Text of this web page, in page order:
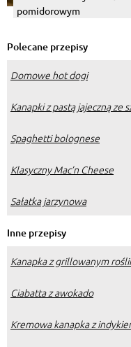
pomidorowym
Polecane przepisy
Domowe hot dogi
Kanapki z pastą jajeczną ze
Spaghetti bolognese
Klasyczny Mac’n Cheese
Sałatka jarzynowa
Inne przepisy
Kanapka z grillowanym
Ciabatta z awokado
Kremowa kanapka z